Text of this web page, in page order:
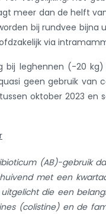
meer dan de helft
bij rundvee
via
bij leghennen (-20
geen gebruik van
oktober 2023 en
(AB)-gebruik
met een
die een
(colistine) en de